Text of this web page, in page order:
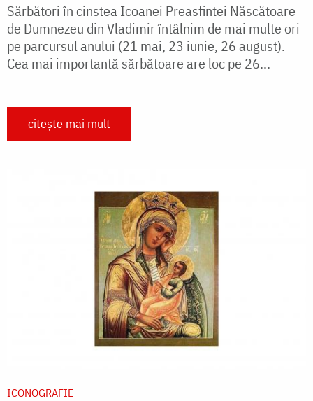
Sărbători în cinstea Icoanei Preasfintei Născătoare
de Dumnezeu din Vladimir întâlnim de mai multe ori
pe parcursul anului (21 mai, 23 iunie, 26 august).
Cea mai importantă sărbătoare are loc pe 26...
citește mai mult
ICONOGRAFIE